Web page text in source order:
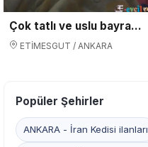
Çok tatlı ve uslu bayramdan önce alana indirim yapıcam
ETİMESGUT / ANKARA
Popüler Şehirler
ANKARA - İran Kedisi ilanları